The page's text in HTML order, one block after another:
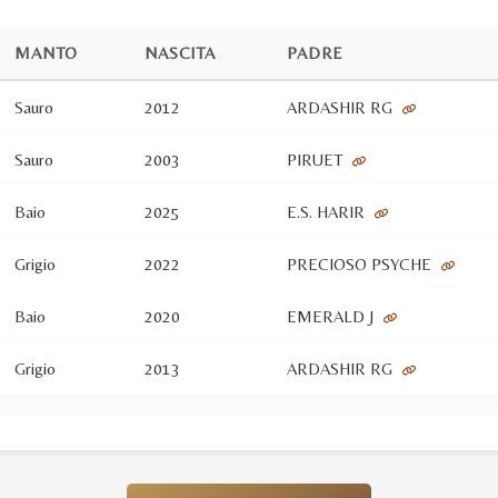
MANTO NASCITA PADRE
Sauro 2012 ARDASHIR RG
Sauro 2003 PIRUET
Baio 2025 E.S. HARIR
Grigio 2022 PRECIOSO PSYCHE
Baio 2020 EMERALD J
Grigio 2013 ARDASHIR RG